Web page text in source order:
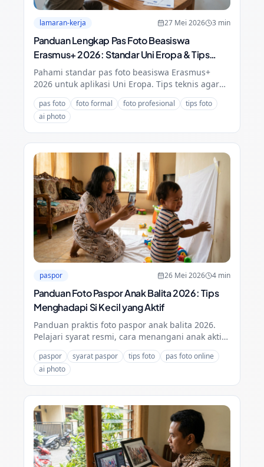
lamaran-kerja 27 Mei 2026 3 min
Panduan Lengkap Pas Foto Beasiswa
Erasmus+ 2026: Standar Uni Eropa & Tips
Sukses
Pahami standar pas foto beasiswa Erasmus+
2026 untuk aplikasi Uni Eropa. Tips teknis agar
foto terlihat profesional, natural, dan memenuhi
syarat administrasi.
pas foto foto formal foto profesional
tips foto
ai photo
paspor 26 Mei 2026 4 min
Panduan Foto Paspor Anak Balita 2026: Tips
Menghadapi Si Kecil yang Aktif
Panduan praktis foto paspor anak balita 2026.
Pelajari syarat resmi, cara menangani anak aktif,
dan solusi AI untuk hasil foto yang sesuai
ketentuan imigrasi.
paspor syarat paspor tips foto
pas foto online
ai photo